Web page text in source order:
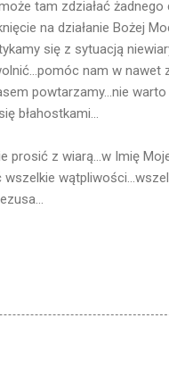
tam zdziałać
na działanie Bożej
się z sytuacją
nam w nawet
powtarzamy...nie
błahostkami...
prosić z wiarą...w Imię